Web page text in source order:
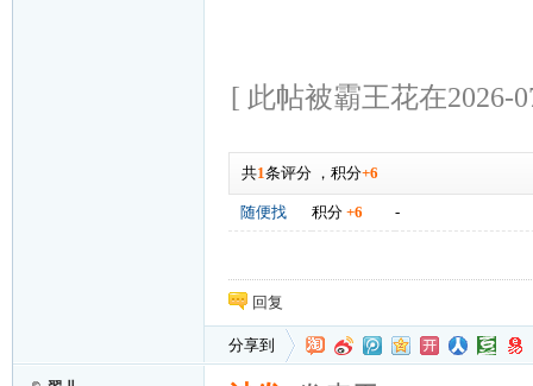
[ 此帖被霸王花在2026-
共1条评分， 积分+6
随便找 积分 +6 -
回复
分享到